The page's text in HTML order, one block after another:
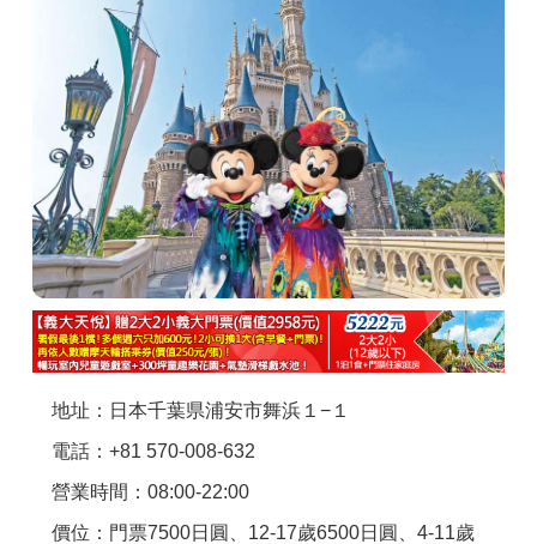
推薦景點
討論區
聯絡我們
APP下載
地址：日本千葉県浦安市舞浜１−１
電話：+81 570-008-632
營業時間：08:00-22:00
價位：門票7500日圓、12-17歲6500日圓、4-11歲